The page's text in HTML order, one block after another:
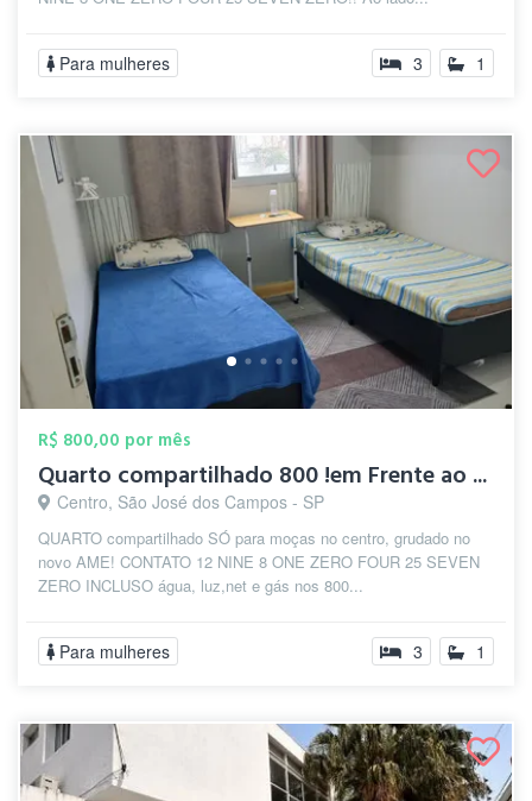
Para mulheres 3 1
R$ 800,00 por mês
Quarto compartilhado 800 !em Frente ao ...
Centro, São José dos Campos - SP
QUARTO compartilhado SÓ para moças no centro, grudado no
novo AME! CONTATO 12 NINE 8 ONE ZERO FOUR 25 SEVEN
ZERO INCLUSO água, luz,net e gás nos 800...
Para mulheres 3 1